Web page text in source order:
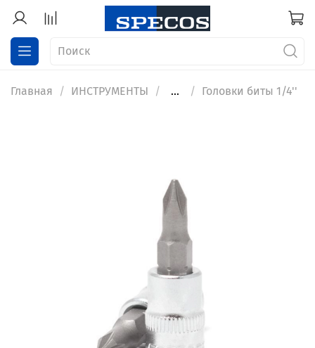
Главная ИНСТРУМЕНТЫ ... Головки биты 1/4''